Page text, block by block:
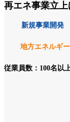
再エネ事業立
新規事業開発
地方エネルギ
従業員数：100名以